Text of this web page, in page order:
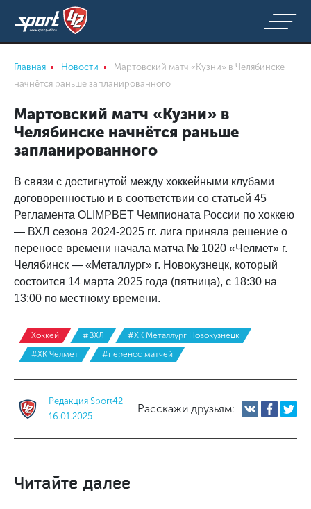
Главная Новости
Мартовский матч «Кузни» в Челябинске
начнётся раньше запланированного
Мартовский матч «Кузни» в
Челябинске начнётся раньше
запланированного
В связи с достигнутой между хоккейными клубами
договоренностью и в соответствии со статьей 45
Регламента OLIMPBET Чемпионата России по хоккею
— ВХЛ сезона 2024-2025 гг. лига приняла решение о
переносе времени начала матча № 1020 «Челмет» г.
Челябинск — «Металлург» г. Новокузнецк, который
состоится 14 марта 2025 года (пятница), с 18:30 на
13:00 по местному времени.
Хоккей #ВХЛ
#ХК Металлург Новокузнецк
#ХК Челмет
#перенос матчей
Редакция Sport42
16.01.2025
Расскажи друзьям:
Читайте далее